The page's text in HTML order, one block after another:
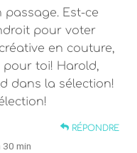
Est-ce
pour voter
en couture,
toi! Harold,
dans la sélection!
RÉPONDRE
30 min